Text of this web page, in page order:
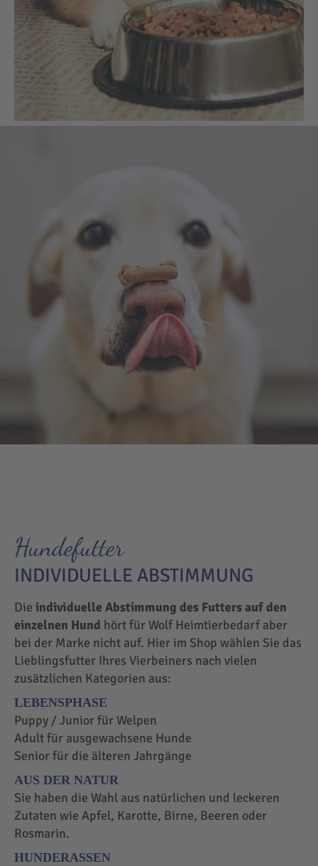
Hundefutter
INDIVIDUELLE ABSTIMMUNG
Die individuelle Abstimmung des Futters auf den
einzelnen Hund hört für Wolf Heimtierbedarf aber
bei der Marke nicht auf. Hier im Shop wählen Sie das
Lieblingsfutter Ihres Vierbeiners nach vielen
zusätzlichen Kategorien aus:
LEBENSPHASE
Puppy / Junior für Welpen
Adult für ausgewachsene Hunde
Senior für die älteren Jahrgänge
AUS DER NATUR
Sie haben die Wahl aus natürlichen und leckeren
Zutaten wie Apfel, Karotte, Birne, Beeren oder
Rosmarin.
HUNDERASSEN